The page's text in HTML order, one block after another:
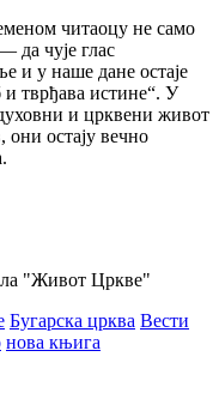
читаоцу не само
да чује глас
и у наше дане остаје
тврђава истине“. У
и црквени живот
они остају вечно
"Живот Цркве"
Бугарска црква Вести
нова књига